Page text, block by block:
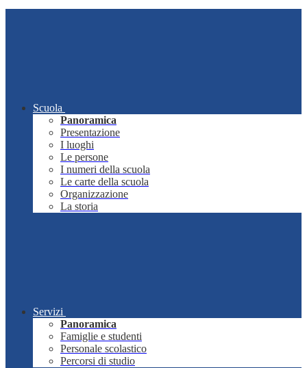
Scuola
Panoramica
Presentazione
I luoghi
Le persone
I numeri della scuola
Le carte della scuola
Organizzazione
La storia
Servizi
Panoramica
Famiglie e studenti
Personale scolastico
Percorsi di studio